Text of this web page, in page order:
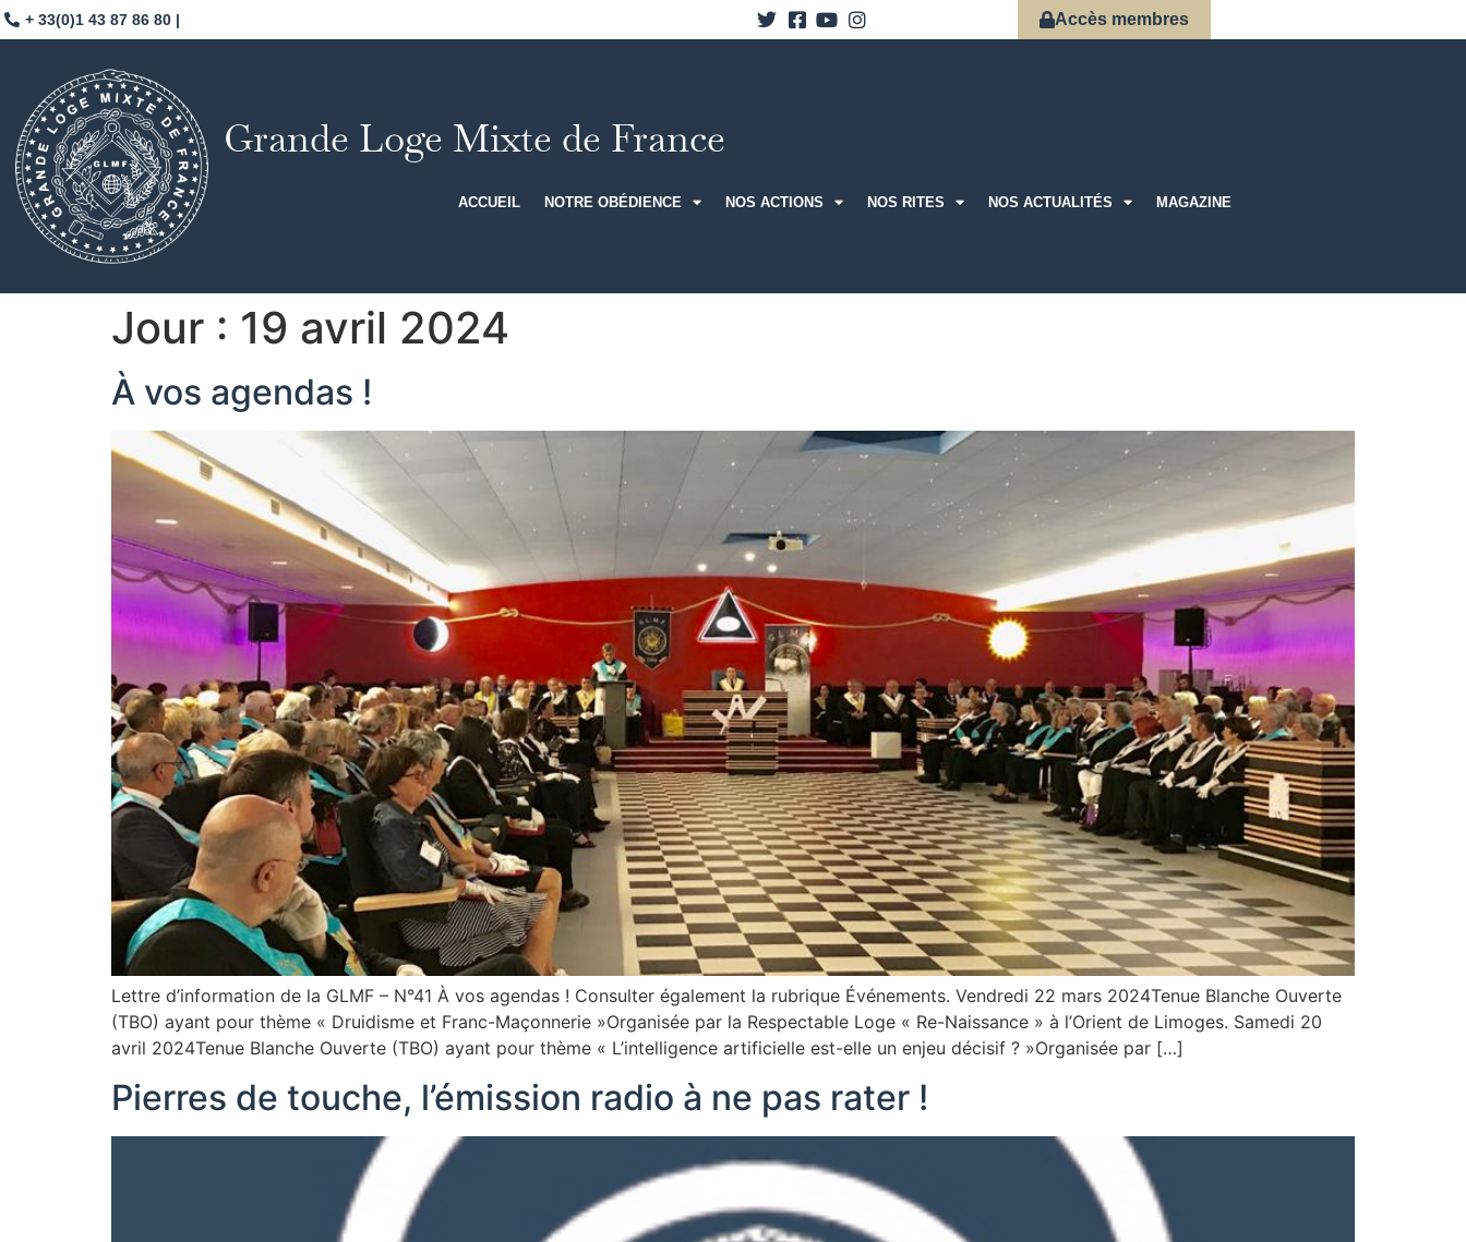
+ 33(0)1 43 87 86 80 | Accès membres
Grande Loge Mixte de France
ACCUEIL NOTRE OBÉDIENCE NOS ACTIONS NOS RITES NOS ACTUALITÉS MAGAZINE
Jour : 19 avril 2024
À vos agendas !
Lettre d’information de la GLMF – N°41 À vos agendas ! Consulter également la rubrique Événements. Vendredi 22 mars 2024Tenue Blanche Ouverte
(TBO) ayant pour thème « Druidisme et Franc-Maçonnerie »Organisée par la Respectable Loge « Re-Naissance » à l’Orient de Limoges. Samedi 20
avril 2024Tenue Blanche Ouverte (TBO) ayant pour thème « L’intelligence artificielle est-elle un enjeu décisif ? »Organisée par […]
Pierres de touche, l’émission radio à ne pas rater !